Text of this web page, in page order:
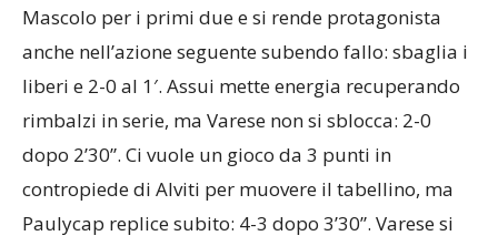
Mascolo per i primi due e si rende protagonista
anche nell’azione seguente subendo fallo: sbaglia i
liberi e 2-0 al 1′. Assui mette energia recuperando
rimbalzi in serie, ma Varese non si sblocca: 2-0
dopo 2’30”. Ci vuole un gioco da 3 punti in
contropiede di Alviti per muovere il tabellino, ma
Paulycap replice subito: 4-3 dopo 3’30”. Varese si